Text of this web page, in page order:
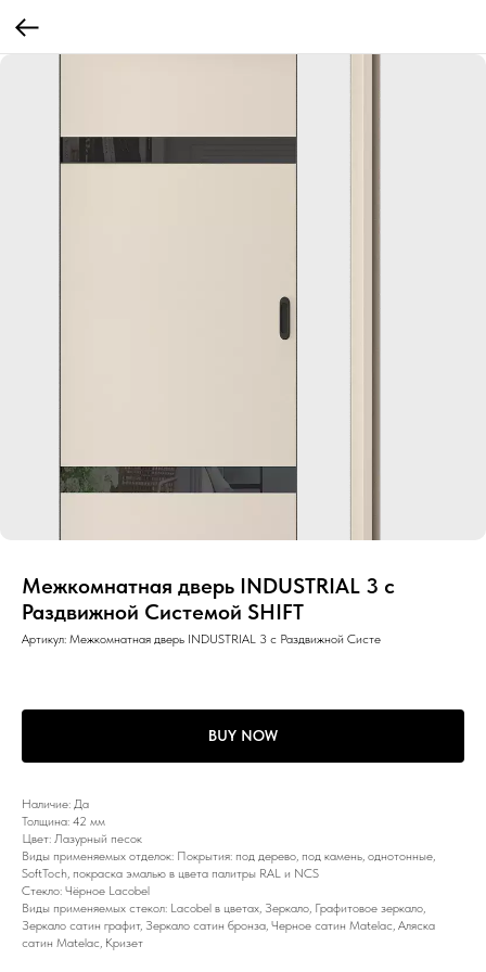
Межкомнатная дверь INDUSTRIAL 3 с
Раздвижной Системой SHIFT
Артикул: Межкомнатная дверь INDUSTRIAL 3 с Раздвижной Систе
BUY NOW
Наличие: Да
Толщина: 42 мм
Цвет: Лазурный песок
Виды применяемых отделок: Покрытия: под дерево, под камень, однотонные,
SoftToch, покраска эмалью в цвета палитры RAL и NCS
Стекло: Чёрное Lacobel
Виды применяемых стекол: Lacobel в цветах, Зеркало, Графитовое зеркало,
Зеркало сатин графит, Зеркало сатин бронза, Черное сатин Matelac, Аляска
сатин Matelac, Кризет